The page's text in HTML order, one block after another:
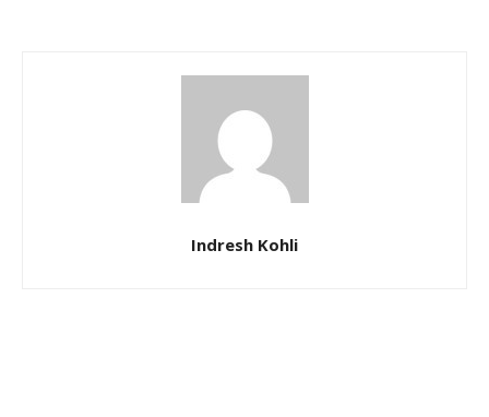
Indresh Kohli